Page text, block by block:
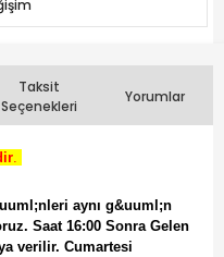
Taksit
Seçenekleri
Yorumlar
aynı g&uuml;n
Saat 16:00 Sonra Gelen
verilir. Cumartesi